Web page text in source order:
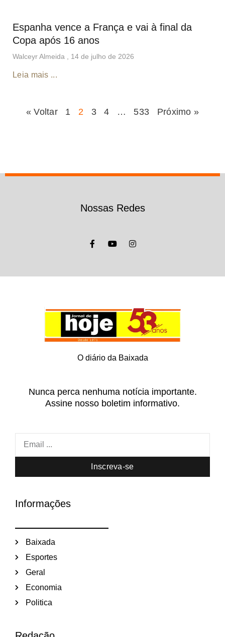
Espanha vence a França e vai à final da
Copa após 16 anos
Walceyr Almeida 14 de julho de 2026
Leia mais ...
« Voltar 1 2 3 4 … 533 Próximo »
Nossas Redes
O diário da Baixada
Nunca perca nenhuma notícia importante.
Assine nosso boletim informativo.
Inscreva-se
Informações
Baixada
Esportes
Geral
Economia
Politica